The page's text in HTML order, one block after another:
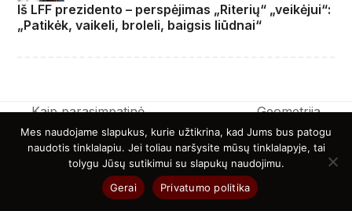
Iš LFF prezidento – perspėjimas „Riterių“ „veikėjui“:
„Patikėk, vaikeli, broleli, baigsis liūdnai“
previous
Kaip parasimpatinė
nervų sistema
padeda kūnui
atsigauti po streso
next
post:
Geometrija
miegamajame: kaip
tekstūros ir formos
keičia malonumo
Mes naudojame slapukus, kurie užtikrina, kad Jums bus patogu
naudotis tinklalapiu. Jei toliau naršysite mūsų tinklalapyje, tai
tolygu Jūsų sutikimui su slapukų naudojimu.
Gerai
Privatumo politika